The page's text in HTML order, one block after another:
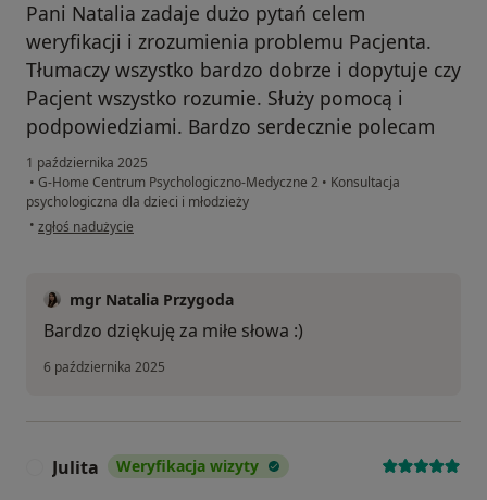
Pani Natalia zadaje dużo pytań celem
weryfikacji i zrozumienia problemu Pacjenta.
Tłumaczy wszystko bardzo dobrze i dopytuje czy
Pacjent wszystko rozumie. Służy pomocą i
podpowiedziami. Bardzo serdecznie polecam
1 października 2025
• G-Home Centrum Psychologiczno-Medyczne 2 • Konsultacja
psychologiczna dla dzieci i młodzieży
• w opinii użytkownika Dominika
zgłoś nadużycie
mgr Natalia Przygoda
Bardzo dziękuję za miłe słowa :)
6 października 2025
Julita Weryfikacja wizyty